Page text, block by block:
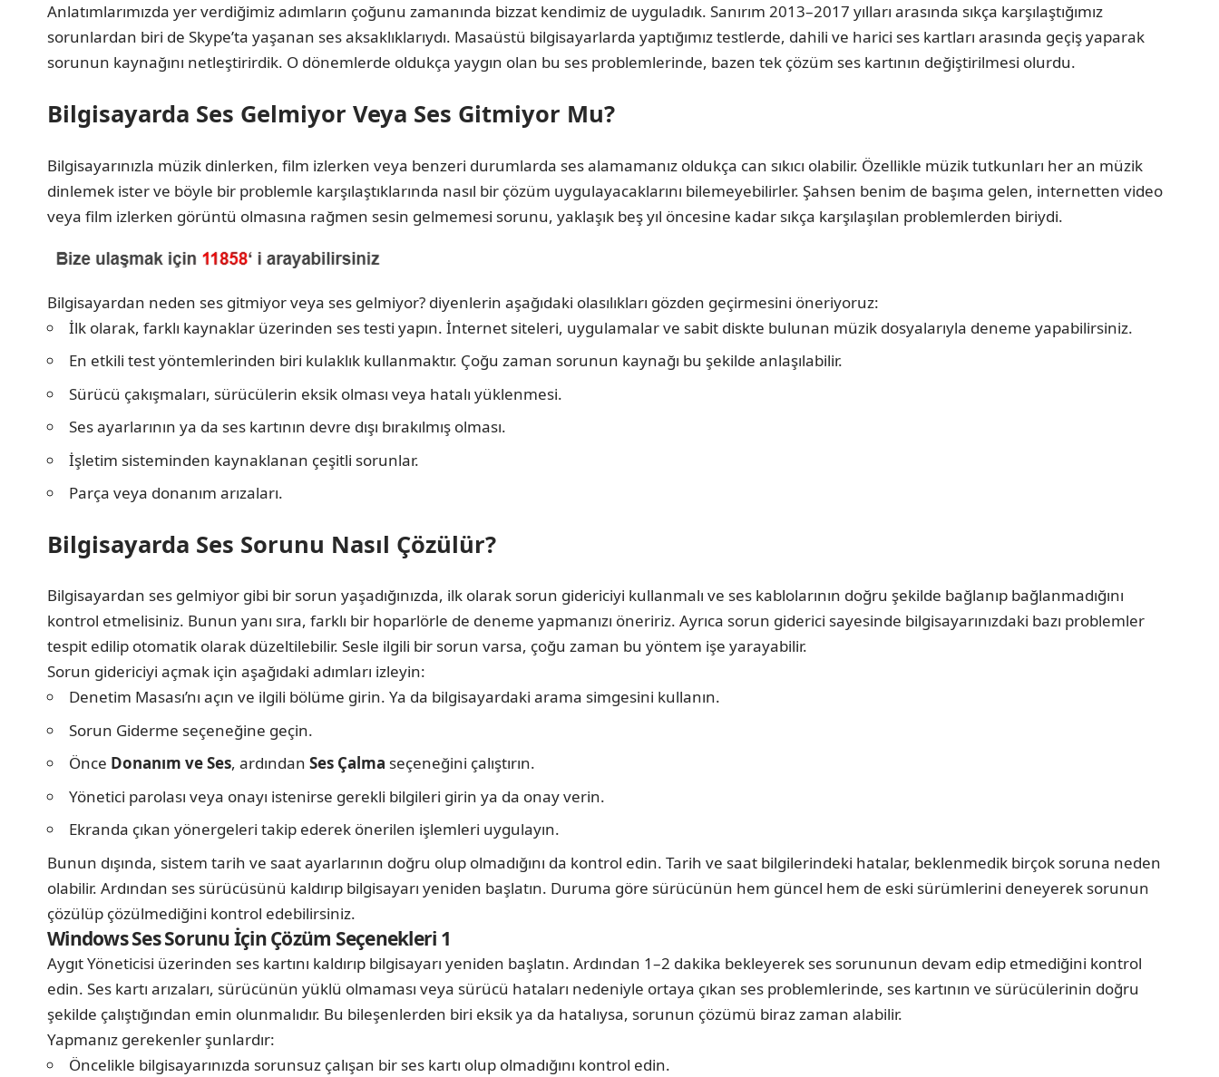
Anlatımlarımızda yer verdiğimiz adımların çoğunu zamanında bizzat kendimiz de uyguladık. Sanırım 2013–2017 yılları arasında sıkça karşılaştığımız
sorunlardan biri de Skype’ta yaşanan ses aksaklıklarıydı. Masaüstü bilgisayarlarda yaptığımız testlerde, dahili ve harici ses kartları arasında geçiş yaparak
sorunun kaynağını netleştirirdik. O dönemlerde oldukça yaygın olan bu ses problemlerinde, bazen tek çözüm ses kartının değiştirilmesi olurdu.
Bilgisayarda Ses Gelmiyor Veya Ses Gitmiyor Mu?
Bilgisayarınızla müzik dinlerken, film izlerken veya benzeri durumlarda ses alamamanız oldukça can sıkıcı olabilir. Özellikle müzik tutkunları her an müzik
dinlemek ister ve böyle bir problemle karşılaştıklarında nasıl bir çözüm uygulayacaklarını bilemeyebilirler. Şahsen benim de başıma gelen, internetten video
veya film izlerken görüntü olmasına rağmen sesin gelmemesi sorunu, yaklaşık beş yıl öncesine kadar sıkça karşılaşılan problemlerden biriydi.
Bilgisayardan neden ses gitmiyor veya ses gelmiyor? diyenlerin aşağıdaki olasılıkları gözden geçirmesini öneriyoruz:
İlk olarak, farklı kaynaklar üzerinden ses testi yapın. İnternet siteleri, uygulamalar ve sabit diskte bulunan müzik dosyalarıyla deneme yapabilirsiniz.
En etkili test yöntemlerinden biri kulaklık kullanmaktır. Çoğu zaman sorunun kaynağı bu şekilde anlaşılabilir.
Sürücü çakışmaları, sürücülerin eksik olması veya hatalı yüklenmesi.
Ses ayarlarının ya da ses kartının devre dışı bırakılmış olması.
İşletim sisteminden kaynaklanan çeşitli sorunlar.
Parça veya donanım arızaları.
Bilgisayarda Ses Sorunu Nasıl Çözülür?
Bilgisayardan ses gelmiyor gibi bir sorun yaşadığınızda, ilk olarak sorun gidericiyi kullanmalı ve ses kablolarının doğru şekilde bağlanıp bağlanmadığını
kontrol etmelisiniz. Bunun yanı sıra, farklı bir hoparlörle de deneme yapmanızı öneririz. Ayrıca sorun giderici sayesinde bilgisayarınızdaki bazı problemler
tespit edilip otomatik olarak düzeltilebilir. Sesle ilgili bir sorun varsa, çoğu zaman bu yöntem işe yarayabilir.
Sorun gidericiyi açmak için aşağıdaki adımları izleyin:
Denetim Masası’nı açın ve ilgili bölüme girin. Ya da bilgisayardaki arama simgesini kullanın.
Sorun Giderme seçeneğine geçin.
Önce Donanım ve Ses, ardından Ses Çalma seçeneğini çalıştırın.
Yönetici parolası veya onayı istenirse gerekli bilgileri girin ya da onay verin.
Ekranda çıkan yönergeleri takip ederek önerilen işlemleri uygulayın.
Bunun dışında, sistem tarih ve saat ayarlarının doğru olup olmadığını da kontrol edin. Tarih ve saat bilgilerindeki hatalar, beklenmedik birçok soruna neden
olabilir. Ardından ses sürücüsünü kaldırıp bilgisayarı yeniden başlatın. Duruma göre sürücünün hem güncel hem de eski sürümlerini deneyerek sorunun
çözülüp çözülmediğini kontrol edebilirsiniz.
Windows Ses Sorunu İçin Çözüm Seçenekleri 1
Aygıt Yöneticisi üzerinden ses kartını kaldırıp bilgisayarı yeniden başlatın. Ardından 1–2 dakika bekleyerek ses sorununun devam edip etmediğini kontrol
edin. Ses kartı arızaları, sürücünün yüklü olmaması veya sürücü hataları nedeniyle ortaya çıkan ses problemlerinde, ses kartının ve sürücülerinin doğru
şekilde çalıştığından emin olunmalıdır. Bu bileşenlerden biri eksik ya da hatalıysa, sorunun çözümü biraz zaman alabilir.
Yapmanız gerekenler şunlardır:
Öncelikle bilgisayarınızda sorunsuz çalışan bir ses kartı olup olmadığını kontrol edin.